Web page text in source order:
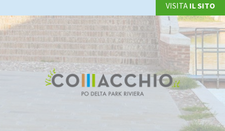
VISITA IL SITO